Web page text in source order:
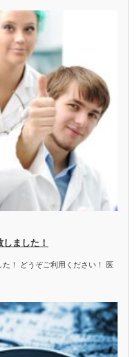
ました！
！ どうぞご利用ください！ 医